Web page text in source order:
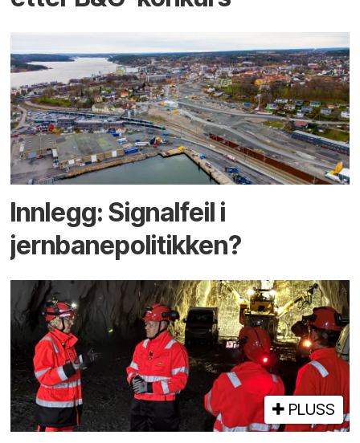
Innlegg: Signalfeil i
jernbanepolitikken?
PLUSS